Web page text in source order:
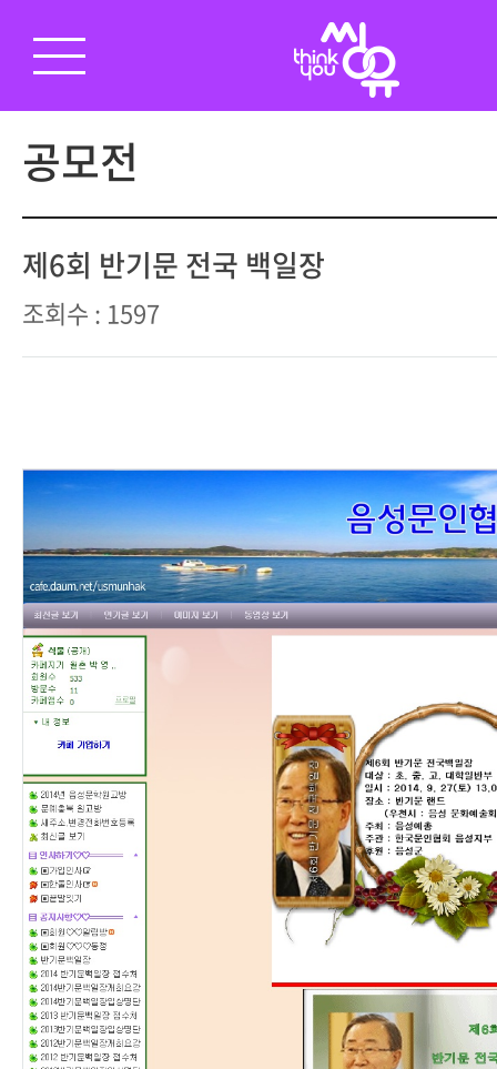
공모전
제6회 반기문 전국 백일장
조회수 : 1597